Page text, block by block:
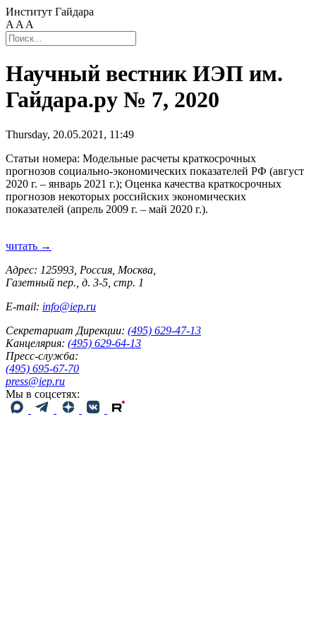
Институт Гайдара
A A A
Научный вестник ИЭП им.
Гайдара.ру № 7, 2020
Thursday, 20.05.2021, 11:49
Статьи номера: Модельные расчеты краткосрочных
прогнозов социально-экономических показателей РФ (август
2020 г. – январь 2021 г.); Оценка качества краткосрочных
прогнозов некоторых российских экономических
показателей (апрель 2009 г. – май 2020 г.).
читать →
Адрес: 125993, Россия, Москва,
Газетный пер., д. 3-5, стр. 1
E-mail: info@iep.ru
Секретариат Дирекции: (495) 629-47-13
Канцелярия: (495) 629-64-13
Пресс-служба:
(495) 695-67-70
press@iep.ru
Мы в соцсетях: